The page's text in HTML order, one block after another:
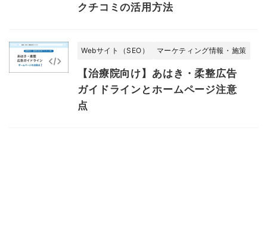
クチコミの活用方法
Webサイト（SEO） マーケティング情報・施策
【治療院向け】あはき・柔整広告
ガイドラインとホームページ注意
点